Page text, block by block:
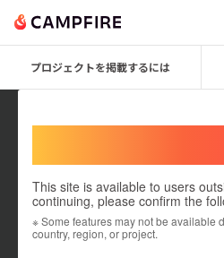
プロジェクトを掲載するには
This site is available to users
continuing, please confirm the
※ Some features may not be available
country, region, or project.
GETA